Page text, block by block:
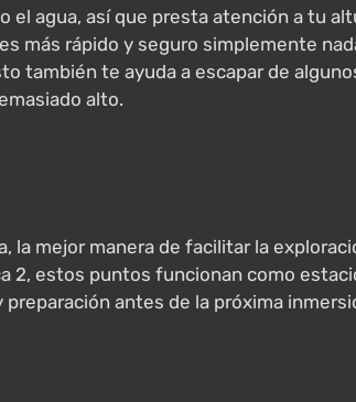
el agua, así que presta atención a tu
más rápido y seguro simplemente
también te ayuda a escapar de
alto.
la mejor manera de facilitar la
2, estos puntos funcionan como
antes de la próxima